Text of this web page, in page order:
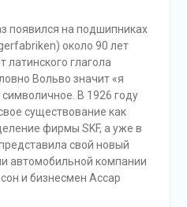
появился на подшипниках
около 90 лет
латинского глагола
Вольво значит «я
В 1926 году
существование как
фирмы SKF, а уже в
свой новый
автомобильной компании
и бизнесмен Ассар